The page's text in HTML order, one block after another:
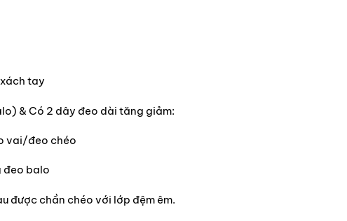
tay
& Có 2 dây đeo dài tăng giảm:
vai/đeo chéo
đeo balo
được chần chéo với lớp đệm êm.